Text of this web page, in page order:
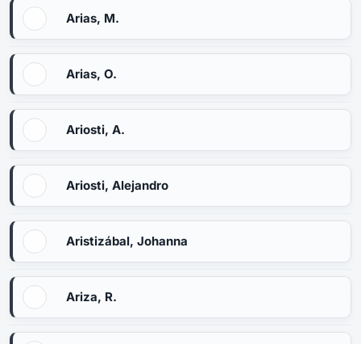
Arias, M.
Arias, O.
Ariosti, A.
Ariosti, Alejandro
Aristizábal, Johanna
Ariza, R.